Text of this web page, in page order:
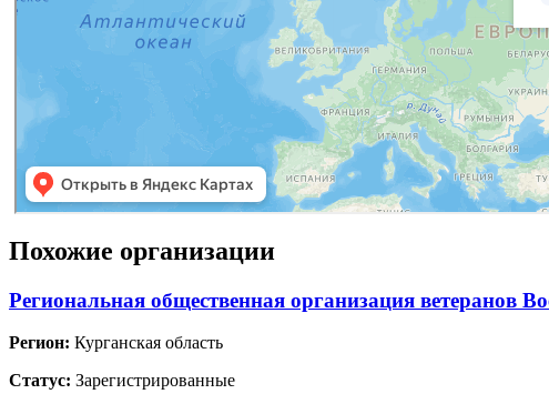
Похожие организации
Региональная общественная организация ветеранов
Регион: Курганская область
Статус: Зарегистрированные